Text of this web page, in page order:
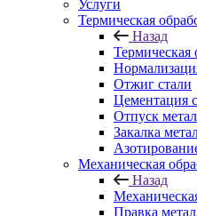
Услуги
Термическая
Назад
Термическая
Отжиг стали
Цементация
Отпуск
Закалка
Механическая
Назад
Правка